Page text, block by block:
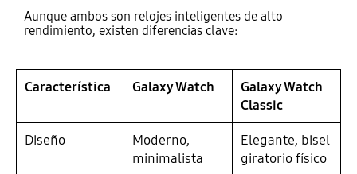
Aunque ambos son relojes inteligentes de alto
rendimiento, existen diferencias clave:
Característica Galaxy Watch
Galaxy Watch
Classic
Diseño
Moderno,
minimalista
Elegante, bisel
giratorio físico